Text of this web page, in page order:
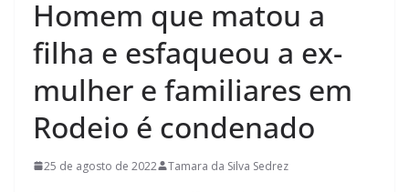
Homem que matou a
filha e esfaqueou a ex-
mulher e familiares em
Rodeio é condenado
25 de agosto de 2022 Tamara da Silva Sedrez